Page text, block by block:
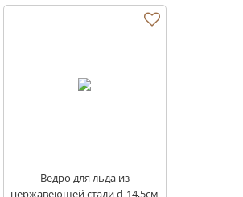
Ведро для льда из
нержавеющей стали d-14,5см